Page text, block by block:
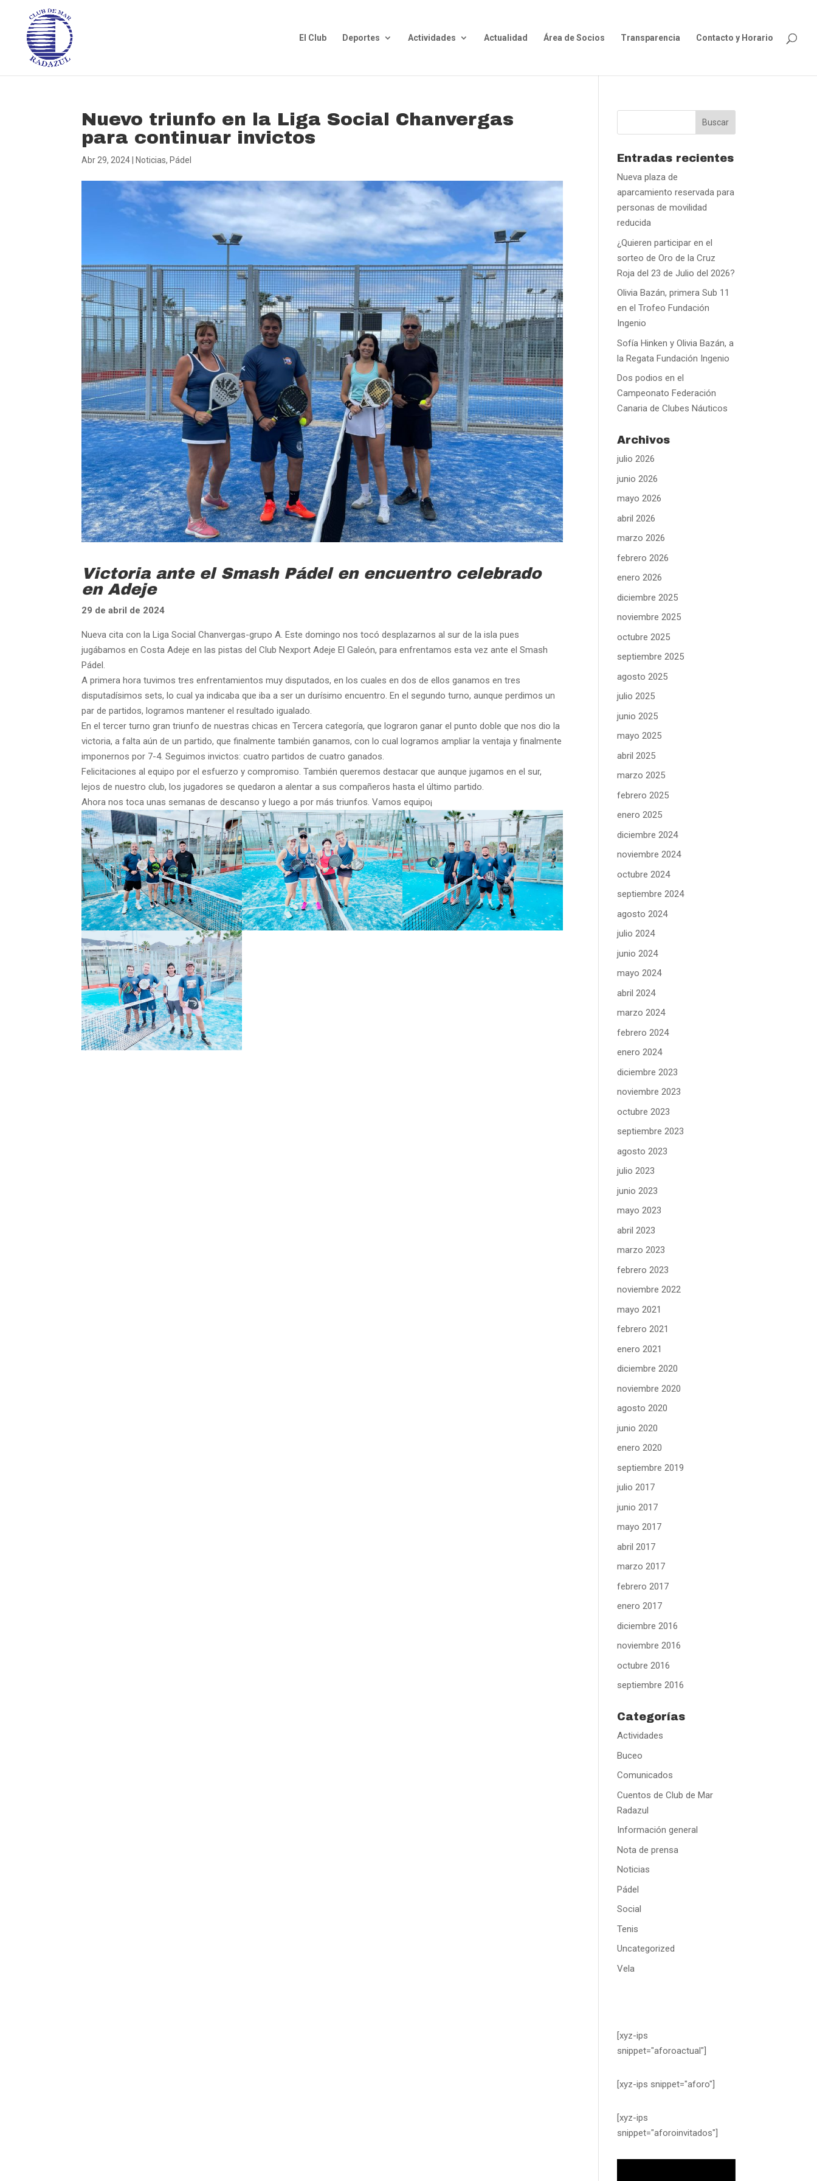
El Club Deportes Actividades Actualidad Área de Socios Transparencia Contacto y Horario
Nuevo triunfo en la Liga Social Chanvergas
para continuar invictos
Abr 29, 2024 Noticias, Pádel
Victoria ante el Smash Pádel en encuentro celebrado
en Adeje
29 de abril de 2024
Nueva cita con la Liga Social Chanvergas-grupo A. Este domingo nos tocó desplazarnos al sur de la isla pues
jugábamos en Costa Adeje en las pistas del Club Nexport Adeje El Galeón, para enfrentamos esta vez ante el Smash
Pádel.
A primera hora tuvimos tres enfrentamientos muy disputados, en los cuales en dos de ellos ganamos en tres
disputadísimos sets, lo cual ya indicaba que iba a ser un durísimo encuentro. En el segundo turno, aunque perdimos un
par de partidos, logramos mantener el resultado igualado.
En el tercer turno gran triunfo de nuestras chicas en Tercera categoría, que lograron ganar el punto doble que nos dio la
victoria, a falta aún de un partido, que finalmente también ganamos, con lo cual logramos ampliar la ventaja y finalmente
imponernos por 7-4. Seguimos invictos: cuatro partidos de cuatro ganados.
Felicitaciones al equipo por el esfuerzo y compromiso. También queremos destacar que aunque jugamos en el sur,
lejos de nuestro club, los jugadores se quedaron a alentar a sus compañeros hasta el último partido.
Ahora nos toca unas semanas de descanso y luego a por más triunfos. Vamos equipo¡
Entradas recientes
Nueva plaza de
aparcamiento reservada para
personas de movilidad
reducida
¿Quieren participar en el
sorteo de Oro de la Cruz
Roja del 23 de Julio del 2026?
Olivia Bazán, primera Sub 11
en el Trofeo Fundación
Ingenio
Sofía Hinken y Olivia Bazán, a
la Regata Fundación Ingenio
Dos podios en el
Campeonato Federación
Canaria de Clubes Náuticos
Archivos
julio 2026
junio 2026
mayo 2026
abril 2026
marzo 2026
febrero 2026
enero 2026
diciembre 2025
noviembre 2025
octubre 2025
septiembre 2025
agosto 2025
julio 2025
junio 2025
mayo 2025
abril 2025
marzo 2025
febrero 2025
enero 2025
diciembre 2024
noviembre 2024
octubre 2024
septiembre 2024
agosto 2024
julio 2024
junio 2024
mayo 2024
abril 2024
marzo 2024
febrero 2024
enero 2024
diciembre 2023
noviembre 2023
octubre 2023
septiembre 2023
agosto 2023
julio 2023
junio 2023
mayo 2023
abril 2023
marzo 2023
febrero 2023
noviembre 2022
mayo 2021
febrero 2021
enero 2021
diciembre 2020
noviembre 2020
agosto 2020
junio 2020
enero 2020
septiembre 2019
julio 2017
junio 2017
mayo 2017
abril 2017
marzo 2017
febrero 2017
enero 2017
diciembre 2016
noviembre 2016
octubre 2016
septiembre 2016
Categorías
Actividades
Buceo
Comunicados
Cuentos de Club de Mar
Radazul
Información general
Nota de prensa
Noticias
Pádel
Social
Tenis
Uncategorized
Vela
[xyz-ips
snippet="aforoactual"]
[xyz-ips snippet="aforo"]
[xyz-ips
snippet="aforoinvitados"]